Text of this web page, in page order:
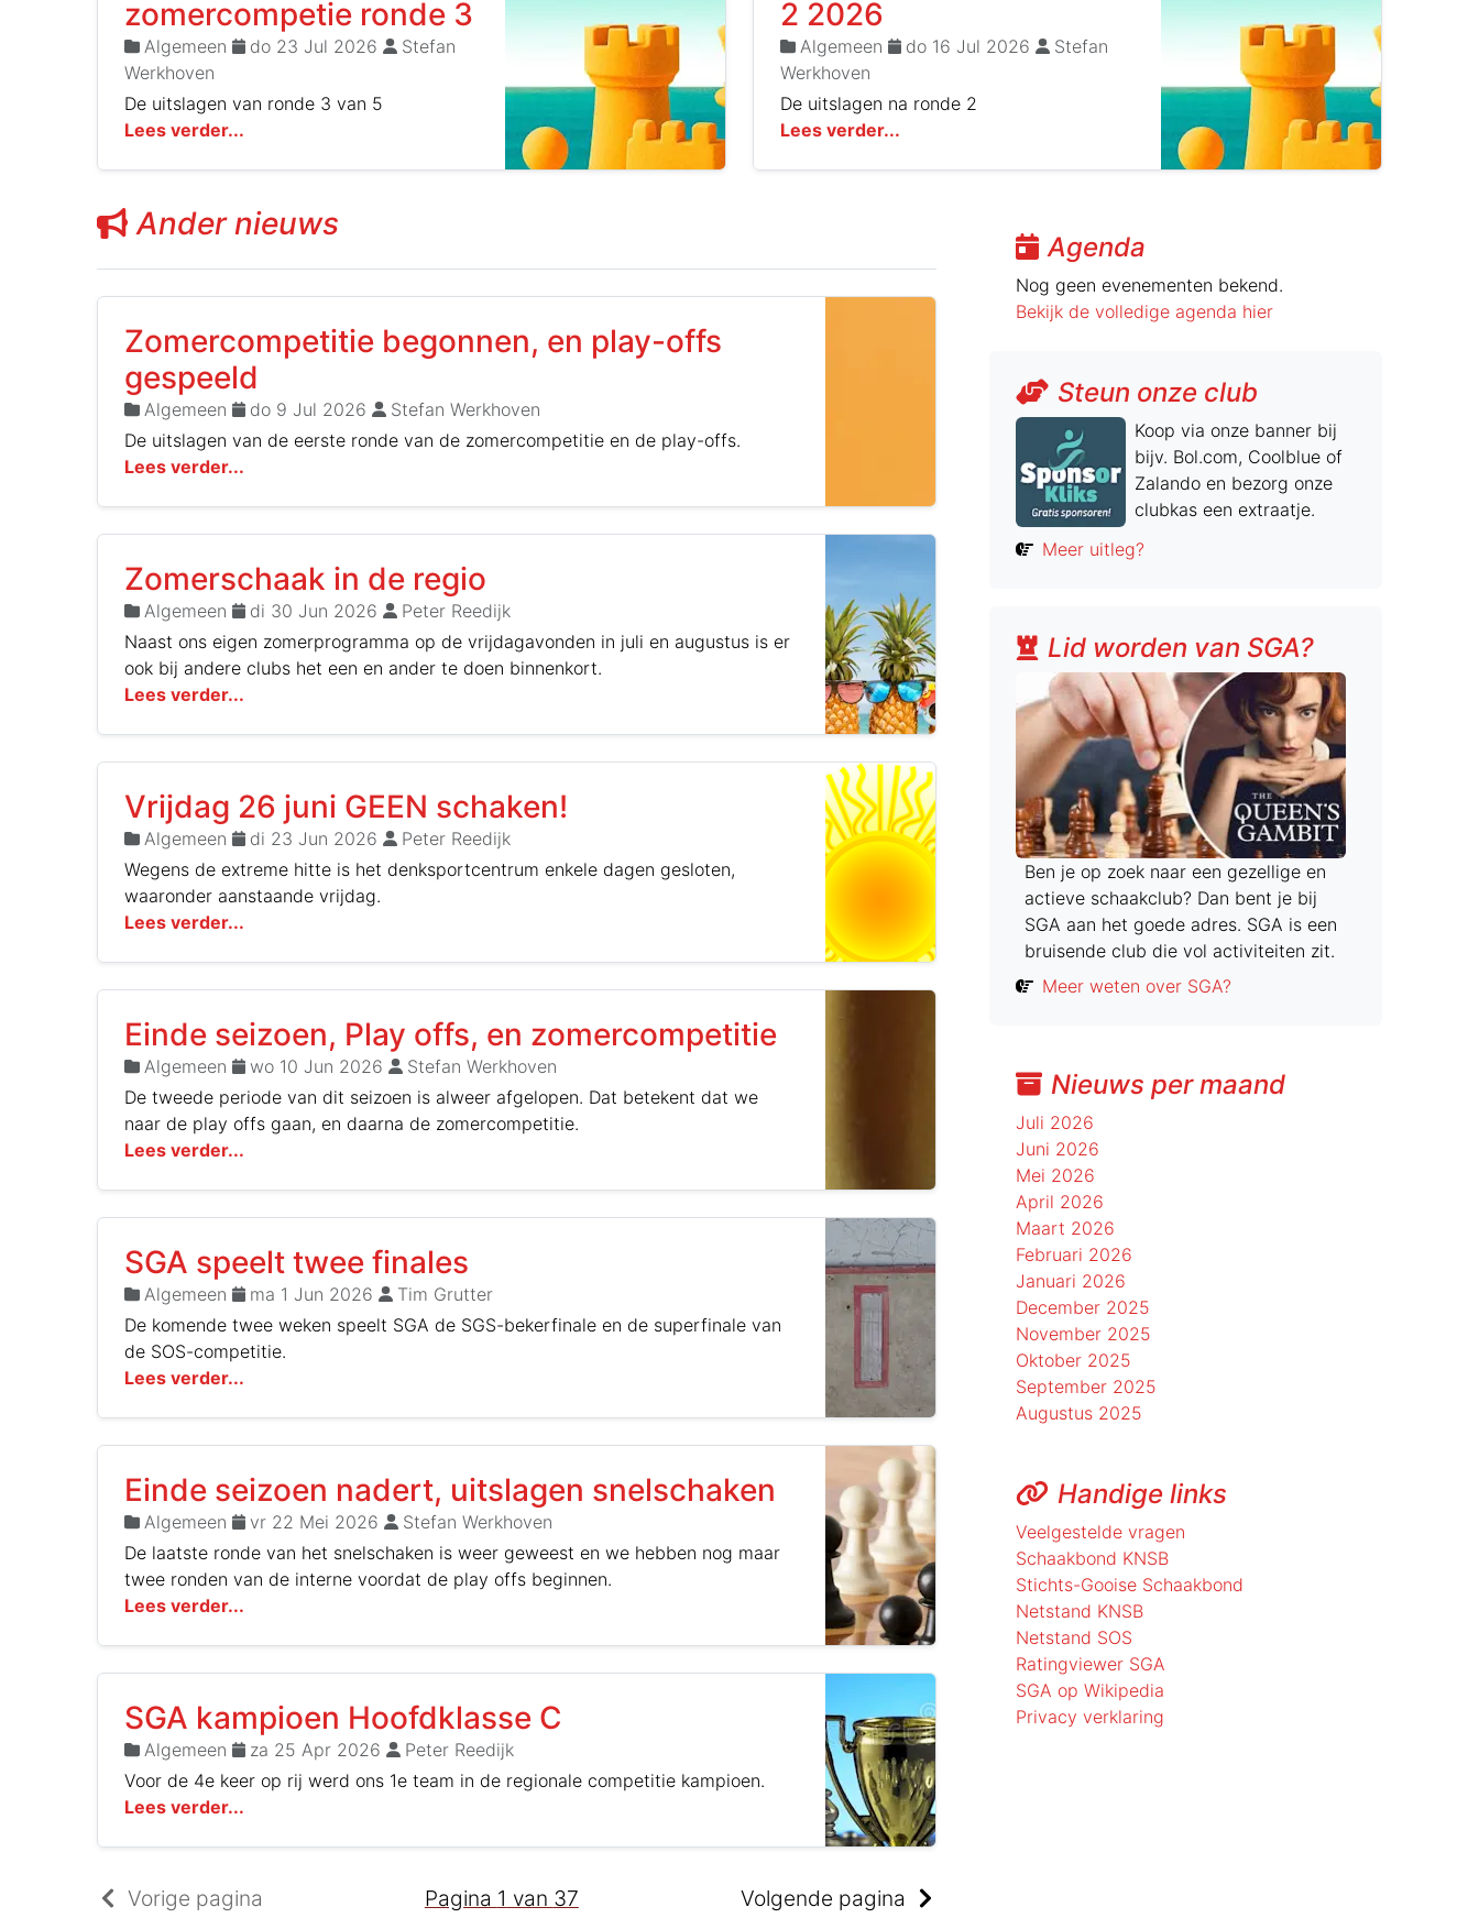
zomercompetie ronde 3
Algemeen do 23 Jul 2026
Stefan
Werkhoven
De uitslagen van ronde 3 van 5
Lees verder...
2 2026
Algemeen do 16 Jul 2026
Stefan
Werkhoven
De uitslagen na ronde 2
Lees verder...
Ander nieuws
Zomercompetitie begonnen, en play-offs
gespeeld
Algemeen do 9 Jul 2026
Stefan Werkhoven
De uitslagen van de eerste ronde van de zomercompetitie en de play-offs.
Lees verder...
Zomerschaak in de regio
Algemeen di 30 Jun 2026
Peter Reedijk
Naast ons eigen zomerprogramma op de vrijdagavonden in juli en augustus is er
ook bij andere clubs het een en ander te doen binnenkort.
Lees verder...
Vrijdag 26 juni GEEN schaken!
Algemeen di 23 Jun 2026
Peter Reedijk
Wegens de extreme hitte is het denksportcentrum enkele dagen gesloten,
waaronder aanstaande vrijdag.
Lees verder...
Einde seizoen, Play offs, en zomercompetitie
Algemeen wo 10 Jun 2026
Stefan Werkhoven
De tweede periode van dit seizoen is alweer afgelopen. Dat betekent dat we
naar de play offs gaan, en daarna de zomercompetitie.
Lees verder...
SGA speelt twee finales
Algemeen ma 1 Jun 2026
Tim Grutter
De komende twee weken speelt SGA de SGS-bekerfinale en de superfinale van
de SOS-competitie.
Lees verder...
Einde seizoen nadert, uitslagen snelschaken
Algemeen vr 22 Mei 2026
Stefan Werkhoven
De laatste ronde van het snelschaken is weer geweest en we hebben nog maar
twee ronden van de interne voordat de play offs beginnen.
Lees verder...
SGA kampioen Hoofdklasse C
Algemeen za 25 Apr 2026
Peter Reedijk
Voor de 4e keer op rij werd ons 1e team in de regionale competitie kampioen.
Lees verder...
Vorige pagina Pagina 1 van 37 Volgende pagina
Agenda
Nog geen evenementen bekend.
Bekijk de volledige agenda hier
Steun onze club
Koop via onze banner bij
bijv. Bol.com, Coolblue of
Zalando en bezorg onze
clubkas een extraatje.
Meer uitleg?
Lid worden van SGA?
Ben je op zoek naar een gezellige en
actieve schaakclub? Dan bent je bij
SGA aan het goede adres. SGA is een
bruisende club die vol activiteiten zit.
Meer weten over SGA?
Nieuws per maand
Juli 2026
Juni 2026
Mei 2026
April 2026
Maart 2026
Februari 2026
Januari 2026
December 2025
November 2025
Oktober 2025
September 2025
Augustus 2025
Handige links
Veelgestelde vragen
Schaakbond KNSB
Stichts-Gooise Schaakbond
Netstand KNSB
Netstand SOS
Ratingviewer SGA
SGA op Wikipedia
Privacy verklaring